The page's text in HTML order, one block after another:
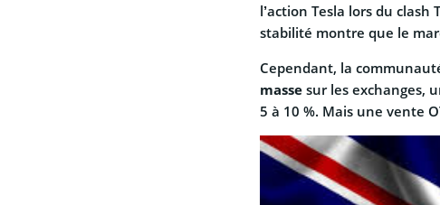
l’action Tesla lors du clash
stabilité montre que le
Cependant, la
masse sur les exchanges,
5 à 10 %. Mais une vente